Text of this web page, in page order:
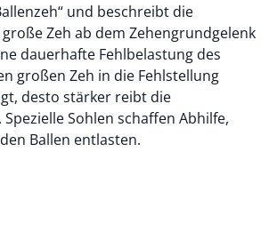
und beschreibt die
Zeh ab dem Zehengrundgelenk
dauerhafte Fehlbelastung des
großen Zeh in die Fehlstellung
desto stärker reibt die
Sohlen schaffen Abhilfe,
Ballen entlasten.